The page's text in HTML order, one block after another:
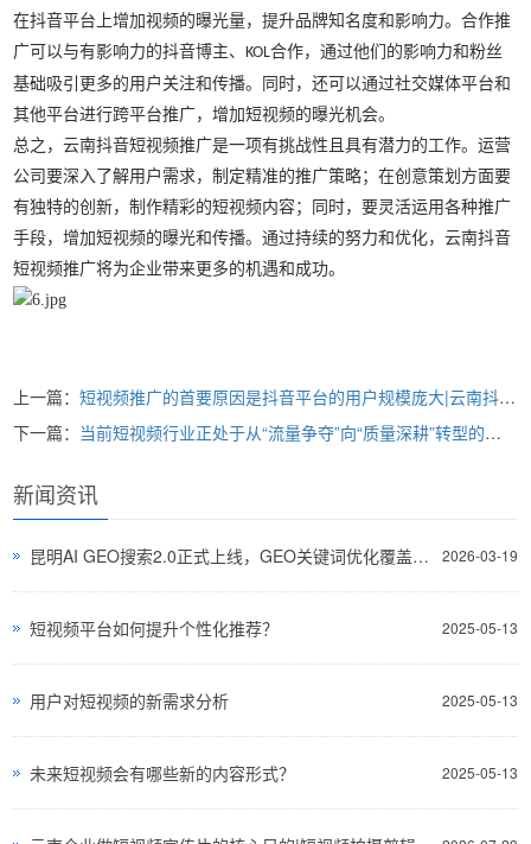
在抖音平台上增加视频的曝光量，提升品牌知名度和影响力。合作推
广可以与有影响力的抖音博主、KOL合作，通过他们的影响力和粉丝
基础吸引更多的用户关注和传播。同时，还可以通过社交媒体平台和
其他平台进行跨平台推广，增加短视频的曝光机会。
总之，云南抖音短视频推广是一项有挑战性且具有潜力的工作。运营
公司要深入了解用户需求，制定精准的推广策略；在创意策划方面要
有独特的创新，制作精彩的短视频内容；同时，要灵活运用各种推广
手段，增加短视频的曝光和传播。通过持续的努力和优化，云南抖音
短视频推广将为企业带来更多的机遇和成功。
上一篇：短视频推广的首要原因是抖音平台的用户规模庞大|云南抖音信息流推广
下一篇： 当前短视频行业正处于从“流量争夺”向“质量深耕”转型的关键期
新闻资讯
2026-03-19
昆明AI GEO搜索2.0正式上线，GEO关键词优化覆盖AI全平台
2025-05-13
短视频平台如何提升个性化推荐？
2025-05-13
用户对短视频的新需求分析
2025-05-13
未来短视频会有哪些新的内容形式？